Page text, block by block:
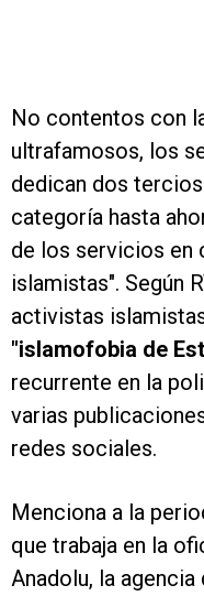
No contentos con
ultrafamosos, los
dedican dos tercios
categoría hasta
de los servicios en
islamistas". Según
activistas
"islamofobia de
recurrente en la
varias
redes sociales.
Menciona a la
que trabaja en la
Anadolu, la